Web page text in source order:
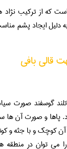
که از ترکیب
دلیل ایجاد پشم
گوسفند
پاها و صورت آن ها
کوچک و با جثه و
را می توان در